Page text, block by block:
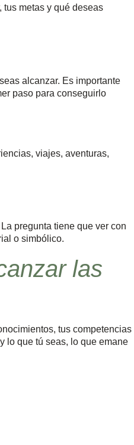
metas y qué deseas
alcanzar. Es importante
paso para conseguirlo
viajes, aventuras,
pregunta tiene que ver con
o simbólico.
las
tus competencias
lo que tú seas, lo que emane